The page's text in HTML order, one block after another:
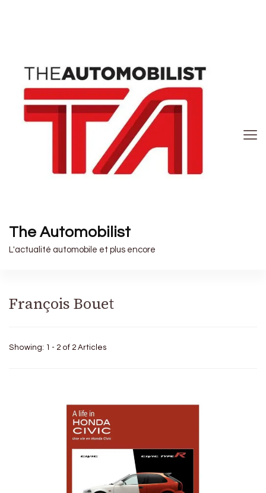
The Automobilist
L'actualité automobile et plus encore
François Bouet
Showing: 1 - 2 of 2 Articles